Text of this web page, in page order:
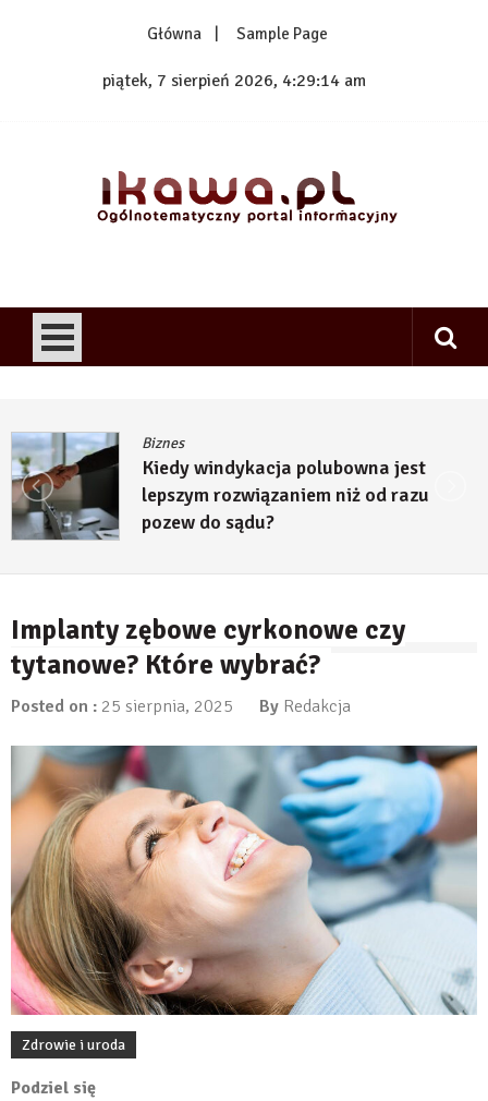
Główna Sample Page
piątek, 7 sierpień 2026, 4:29:14 am
Biznes
Kiedy windykacja polubowna jest
lepszym rozwiązaniem niż od razu
pozew do sądu?
Implanty zębowe cyrkonowe czy
tytanowe? Które wybrać?
Posted on : 25 sierpnia, 2025 By Redakcja
Zdrowie i uroda
Podziel się